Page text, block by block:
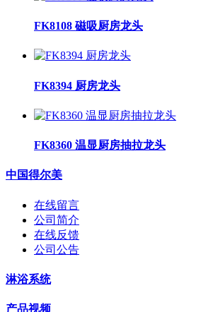
FK8108 磁吸厨房龙头
FK8394 厨房龙头
FK8360 温显厨房抽拉龙头
中国得尔美
在线留言
公司简介
在线反馈
公司公告
淋浴系统
产品视频